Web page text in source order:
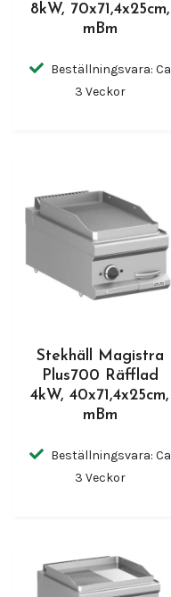
8kW, 70x71,4x25cm,
mBm
Beställningsvara: Ca
3 Veckor
Stekhäll Magistra
Plus700 Räfflad
4kW, 40x71,4x25cm,
mBm
Beställningsvara: Ca
3 Veckor